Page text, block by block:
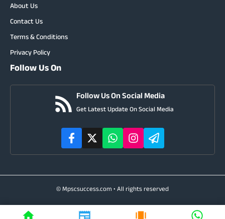
About Us
Contact Us
Terms & Conditions
Privacy Policy
Follow Us On
Follow Us On Social Media
Get Latest Update On Social Media
© Mpscsuccess.com • All rights reserved